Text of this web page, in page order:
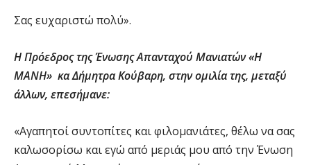
Σας ευχαριστώ πολύ».
Η Πρόεδρος της Ένωσης Απανταχού Μανιατών «Η
ΜΑΝΗ» κα Δήμητρα Κούβαρη, στην ομιλία της, μεταξύ
άλλων, επεσήμανε:
«Αγαπητοί συντοπίτες και φιλομανιάτες, θέλω να σας
καλωσορίσω και εγώ από μεριάς μου από την Ένωση